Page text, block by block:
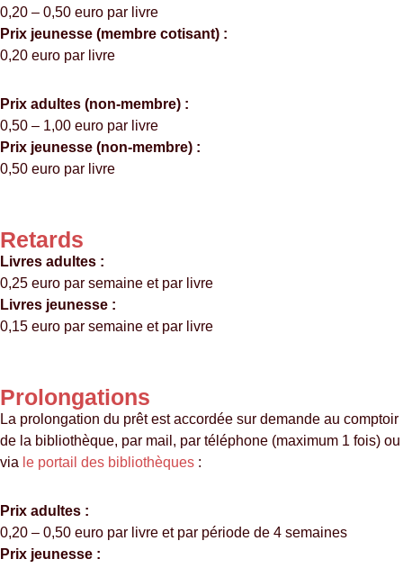
0,20 – 0,50 euro par livre
Prix jeunesse (membre cotisant) :
0,20 euro par livre
Prix adultes (non-membre) :
0,50 – 1,00 euro par livre
Prix jeunesse (non-membre) :
0,50 euro par livre
Retards
Livres adultes :
0,25 euro par semaine et par livre
Livres jeunesse :
0,15 euro par semaine et par livre
Prolongations
La prolongation du prêt est accordée sur demande au comptoir
de la bibliothèque, par mail, par téléphone (maximum 1 fois) ou
via le portail des bibliothèques :
Prix adultes :
0,20 – 0,50 euro par livre et par période de 4 semaines
Prix jeunesse :